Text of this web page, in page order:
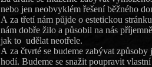
nebo jen neobvyklém řešení běžného
A za třetí nám půjde o estetickou
nám dobře žilo a působil na nás
jak to udělat neotřele.
A za čtvrté se budeme zabývat
hodí. Budeme se snažit poupravit